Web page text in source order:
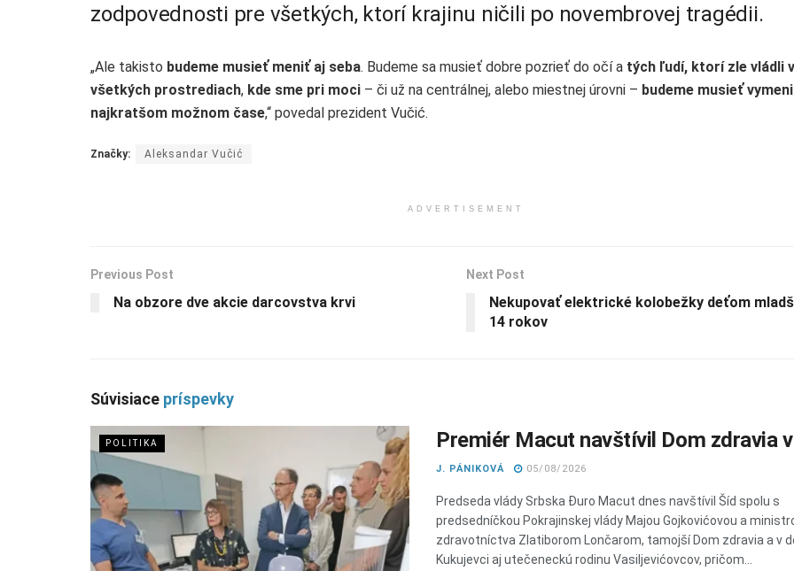
zodpovednosti pre všetkých, ktorí krajinu ničili po novembrovej tragédii.
„Ale takisto budeme musieť meniť aj seba. Budeme sa musieť dobre pozrieť do očí a tých ľudí, ktorí zle vládli
všetkých prostrediach, kde sme pri moci – či už na centrálnej, alebo miestnej úrovni – budeme musieť
najkratšom možnom čase,“ povedal prezident Vučić.
Značky: Aleksandar Vučić
ADVERTISEMENT
Previous Post
Na obzore dve akcie darcovstva krvi
Next Post
Nekupovať elektrické kolobežky deťom
14 rokov
Súvisiace príspevky
POLITIKA Premiér Macut navštívil Dom zdravia
J. PÁNIKOVÁ 05/08/2026
Predseda vlády Srbska Đuro Macut dnes navštívil Šíd spolu s
predsedníčkou Pokrajinskej vlády Majou Gojkovićovou a
zdravotníctva Zlatiborom Lončarom, tamojší Dom zdravia a v
Kukujevci aj utečeneckú rodinu Vasiljevićovcov, pričom...